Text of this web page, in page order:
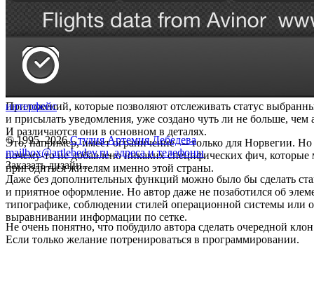
Приложений, которые позволяют отслеживать статус
и присылать уведомления, уже создано чуть ли не больше, чем
И различаются они в основном в деталях.
Это, например, имеет ограничение — только для Норвегии.
почему-то не добавлено никаких специфических фич, которые
пригодиться жителям именно этой страны.
Даже без дополнительных функций можно было бы сделать
и приятное оформление. Но автор даже не позаботился об
типографике, соблюдении стилей операционной системы или
выравнивании информации по сетке.
Не очень понятно, что побудило автора сделать очередной
Если только желание потренироваться в программировании.
интерфейс
© 1995–2026 Студия Артемия Лебедева
mailbox@artlebedev.ru, адреса и телефоны
Заказать дизайн...